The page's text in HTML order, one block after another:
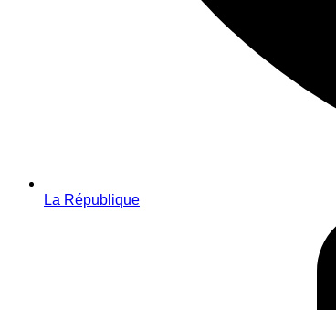
La République